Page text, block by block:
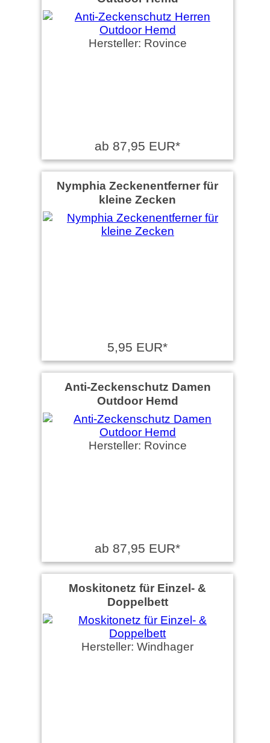
Hersteller: Rovince
ab 87,95 EUR*
Nymphia Zeckenentferner für
kleine Zecken
5,95 EUR*
Anti-Zeckenschutz Damen
Outdoor Hemd
Hersteller: Rovince
ab 87,95 EUR*
Moskitonetz für Einzel- &
Doppelbett
Hersteller: Windhager